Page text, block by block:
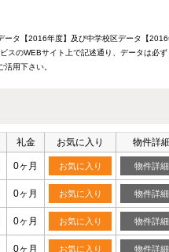
ータ【2016年度】及び中学校区データ【
スのWEBサイト上で記述通り、データは必ず
用下さい。
礼金 お気に入り 物件詳細
0ヶ月 お気に入り 物件詳細
0ヶ月 お気に入り 物件詳細
0ヶ月 お気に入り 物件詳細
0ヶ月 お気に入り 物件詳細